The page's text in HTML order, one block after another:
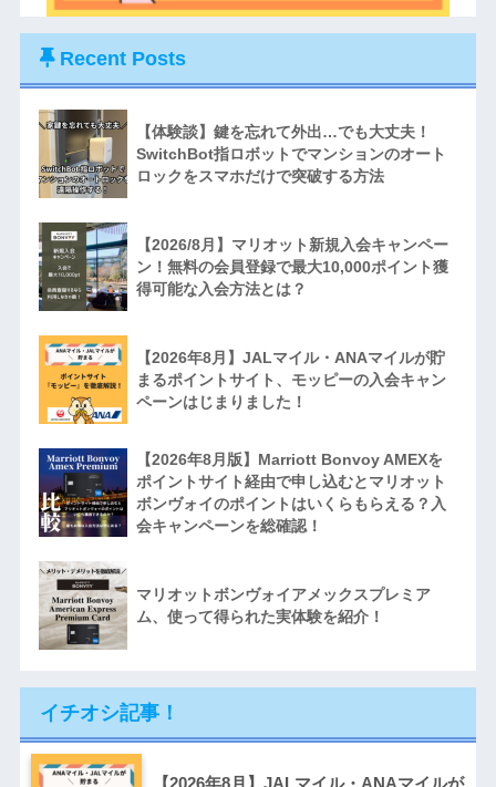
Recent Posts
【体験談】鍵を忘れて外出…でも大丈夫！
SwitchBot指ロボットでマンションのオート
ロックをスマホだけで突破する方法
【2026/8月】マリオット新規入会キャンペー
ン！無料の会員登録で最大10,000ポイント獲
得可能な入会方法とは？
【2026年8月】JALマイル・ANAマイルが貯
まるポイントサイト、モッピーの入会キャン
ペーンはじまりました！
【2026年8月版】Marriott Bonvoy AMEXを
ポイントサイト経由で申し込むとマリオット
ボンヴォイのポイントはいくらもらえる？入
会キャンペーンを総確認！
マリオットボンヴォイアメックスプレミア
ム、使って得られた実体験を紹介！
イチオシ記事！
【2026年8月】JALマイル・ANAマイルが